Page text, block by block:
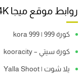
روابط موقع ميجا 4K
كورة 999 | kora 999
كورة سيتي – kooracity
يلا شوت | Yalla Shoot